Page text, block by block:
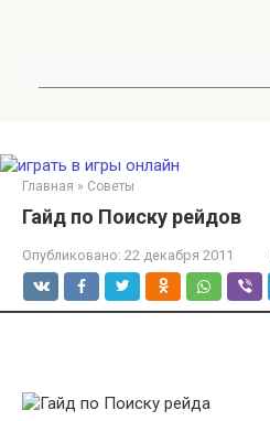
Главная » Советы
Гайд по Поиску рейдов
Опубликовано: 22 декабря 2011